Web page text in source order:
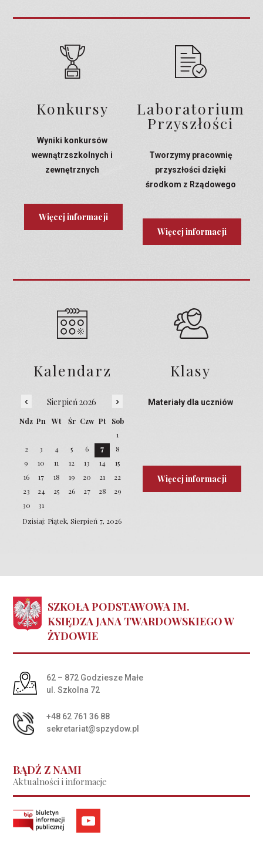
Konkursy
Wyniki konkursów
wewnątrzszkolnych i
zewnętrznych
Więcej informacji
Laboratorium
Przyszłości
Tworzymy pracownię
przyszłości dzięki
środkom z Rządowego
Więcej informacji
Kalendarz
‹ Sierpień 2026 ›
Ndz Pn Wt Śr Czw Pt
Sob
1
2
3 4 5 6 7
8
9
10 11 12 13 14
15
16
17 18 19 20 21
22
23
24 25 26 27 28
29
30
31
Dzisiaj: Piątek, Sierpień 7, 2026
Klasy
Materiały dla uczniów
Więcej informacji
SZKOŁA PODSTAWOWA IM.
KSIĘDZA JANA TWARDOWSKIEGO W
ŻYDOWIE
Adres pocztowy:
62 – 872 Godziesze Małe
ul. Szkolna 72
+48 62 761 36 88
sekretariat@spzydow.pl
BĄDŹ Z NAMI
Aktualności i informacje